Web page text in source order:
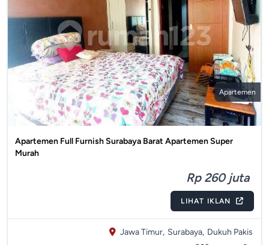
Apartemen
Apartemen Full Furnish Surabaya Barat Apartemen Super
Murah
Rp 260 juta
LIHAT IKLAN
Jawa Timur, Surabaya, Dukuh Pakis